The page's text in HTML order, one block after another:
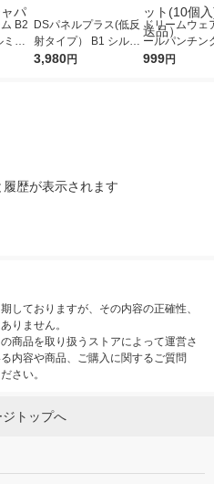
B2
ミ製
ー 1
DSパネルプラス(低反
射タイプ） B1 シルバ
ー アートプリントジ
3,980円
ドリームウェ
ールパンチン
専用 樹脂フ
999円
歴が表示されます
しておりますが、その内容の正確性、
りません。
商品を取り扱うストアによって運営さ
内容や商品、ご購入に関するご質問
さい。
トップへ